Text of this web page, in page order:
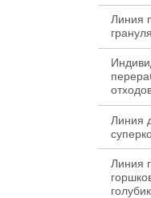
Линия
Линия
Линия